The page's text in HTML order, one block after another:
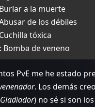
a la muerte
de los débiles
tóxica
Bomba de veneno
PvE me he estado
. Los demás
) no sé si son